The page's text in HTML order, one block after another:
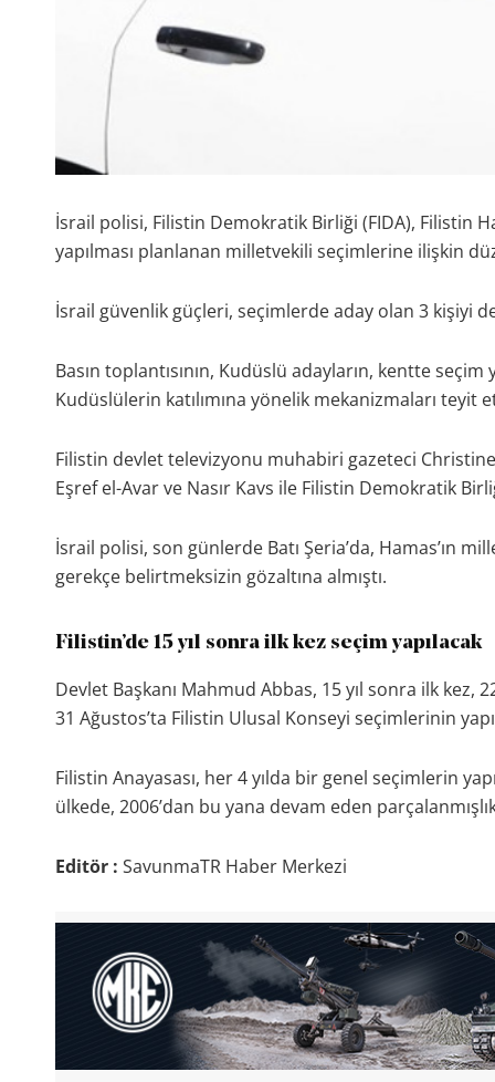
İsrail polisi, Filistin Demokratik Birliği (FIDA), Filistin
yapılması planlanan milletvekili seçimlerine ilişkin
İsrail güvenlik güçleri, seçimlerde aday olan 3 kişiyi
Basın toplantısının, Kudüslü adayların, kentte
Kudüslülerin katılımına yönelik mekanizmaları teyit
Filistin devlet televizyonu muhabiri gazeteci
Eşref el-Avar ve Nasır Kavs ile Filistin Demokratik
İsrail polisi, son günlerde Batı Şeria’da, Hamas’ın
gerekçe belirtmeksizin gözaltına almıştı.
Filistin’de 15 yıl sonra ilk kez seçim yapılacak
Devlet Başkanı Mahmud Abbas, 15 yıl sonra ilk kez,
31 Ağustos’ta Filistin Ulusal Konseyi seçimlerinin
Filistin Anayasası, her 4 yılda bir genel seçimlerin
ülkede, 2006’dan bu yana devam eden
Editör : SavunmaTR Haber Merkezi